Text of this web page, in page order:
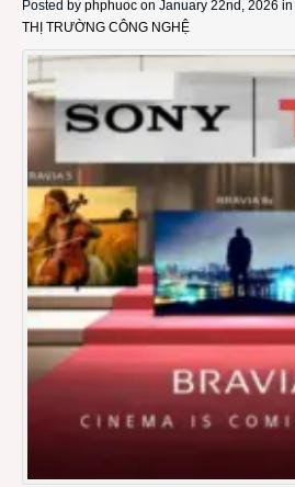
Posted by phphuoc on January 22nd, 2026 in
THỊ TRƯỜNG CÔNG NGHỆ